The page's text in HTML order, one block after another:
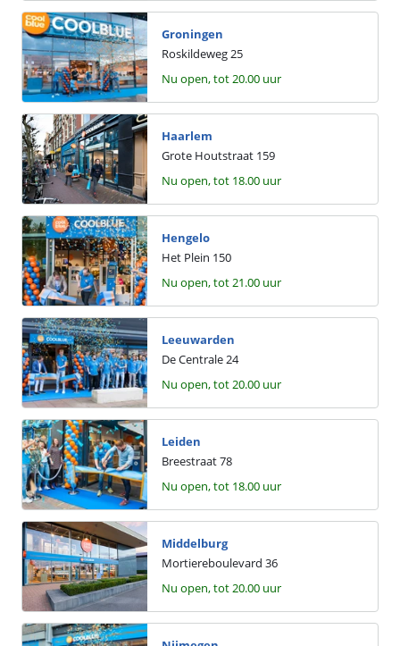
Groningen
Roskildeweg25
Nu open, tot 20.00 uur
Haarlem
Grote Houtstraat 159
Nu open, tot 18.00 uur
Hengelo
Het Plein 150
Nu open, tot 21.00 uur
Leeuwarden
De Centrale24
Nu open, tot 20.00 uur
Leiden
Breestraat78
Nu open, tot 18.00 uur
Middelburg
Mortiereboulevard 36
Nu open, tot 20.00 uur